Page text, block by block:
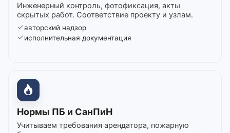
Инженерный контроль, фотофиксация, акты
скрытых работ. Соответствие проекту и узлам.
авторский надзор
исполнительная документация
Нормы ПБ и СанПиН
Учитываем требования арендатора, пожарную